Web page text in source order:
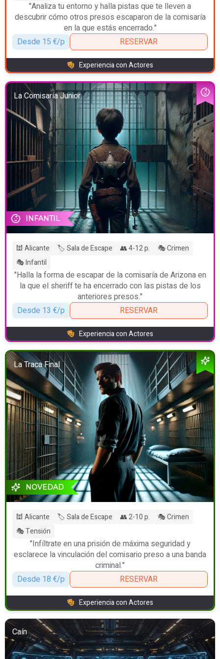
"Analiza tu entorno y halla pistas que te lleven a
descubrir cómo otros presos escaparon de la comisaría
en la que estás encerrado."
Desde 15 €/p
RESERVAR
Experiencia con Actores
La Comisaría Junior
INFANTIL
🕍 Alicante 🏷️ Sala de Escape 👥 4-12 p.
🎭 Crimen
🎭 Infantil
"Halla la forma de escapar de la comisaría de Arizona en
la que el sheriff te ha encerrado con las pistas de los
anteriores presos."
Desde 13 €/p
RESERVAR
Experiencia con Actores
La Traca Final
NOVEDAD
🕍 Alicante 🏷️ Sala de Escape 👥 2-10 p.
🎭 Crimen
🎭 Tensión
"Infíltrate en una prisión de máxima seguridad y
esclarece la vinculación del comisario preso a una banda
criminal."
Desde 18 €/p
RESERVAR
Experiencia con Actores
Caín